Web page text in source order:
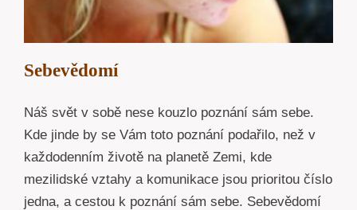
Sebevědomí
Náš svět v sobě nese kouzlo poznání sám sebe.
Kde jinde by se Vám toto poznání podařilo, než v
každodenním životě na planetě Zemi, kde
mezilidské vztahy a komunikace jsou prioritou číslo
jedna, a cestou k poznání sám sebe. Sebevědomí